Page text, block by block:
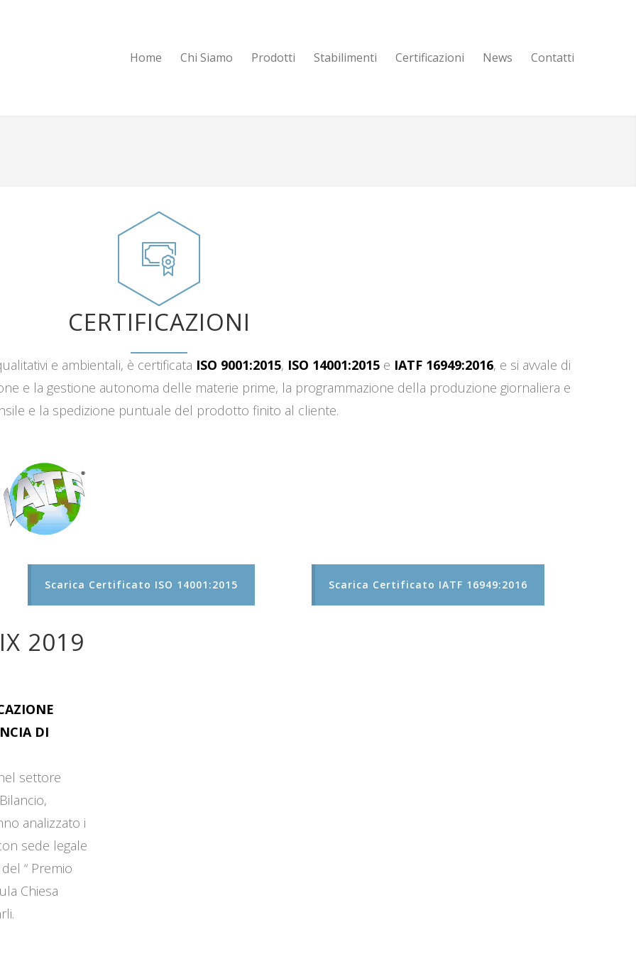
Home Chi Siamo Prodotti Stabilimenti Certificazioni News Contatti
CERTIFICAZIONI
e ambientali, è certificata ISO 9001:2015, ISO 14001:2015 e IATF 16949:2016, e si avvale di
e la gestione autonoma delle materie prime, la programmazione della produzione giornaliera e
e la spedizione puntuale del prodotto finito al cliente.
Scarica Certificato ISO 14001:2015 Scarica Certificato IATF 16949:2016
2019
DI
settore
analizzato i
sede legale
“ Premio
Chiesa